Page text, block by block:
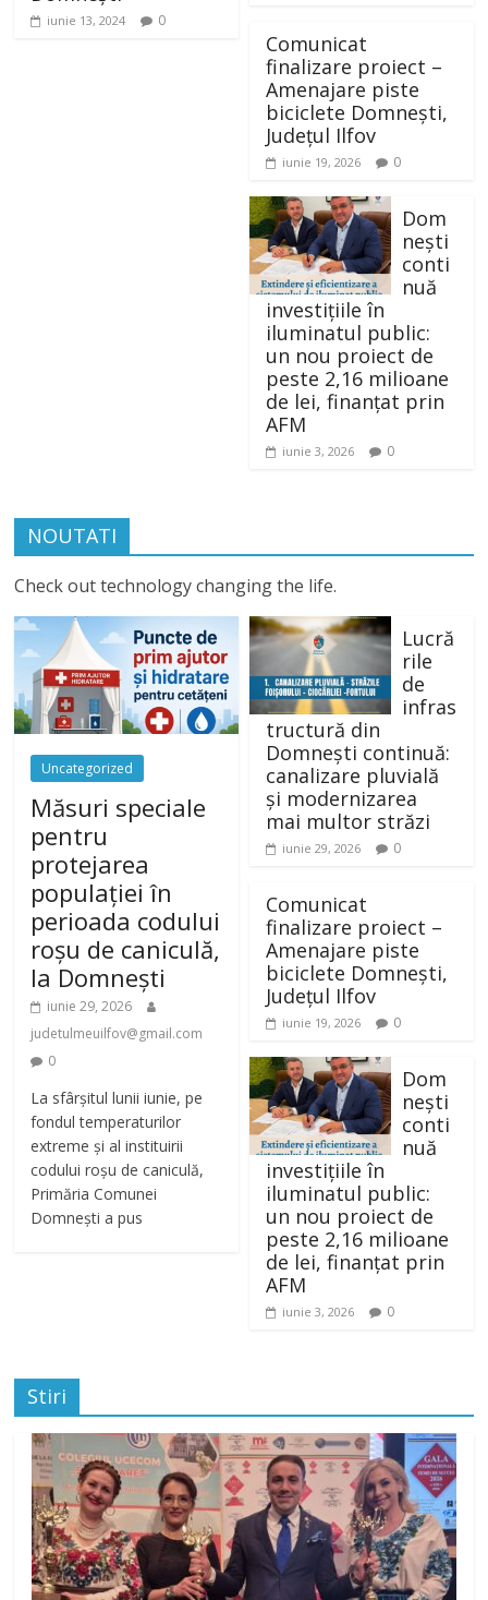
iunie 13, 2024 0
Comunicat
finalizare proiect –
Amenajare piste
biciclete Domnești,
Județul Ilfov
iunie 19, 2026 0
Dom
nești
conti
nuă
investițiile în
iluminatul public:
un nou proiect de
peste 2,16 milioane
de lei, finanțat prin
AFM
iunie 3, 2026 0
NOUTATI
Check out technology changing the life.
Uncategorized
Măsuri speciale
pentru
protejarea
populației în
perioada codului
roșu de caniculă,
la Domnești
iunie 29, 2026
judetulmeuilfov@gmail.com
0
La sfârșitul lunii iunie, pe
fondul temperaturilor
extreme și al instituirii
codului roșu de caniculă,
Primăria Comunei
Domnești a pus
Lucră
rile
de
infras
tructură din
Domnești continuă:
canalizare pluvială
și modernizarea
mai multor străzi
iunie 29, 2026 0
Comunicat
finalizare proiect –
Amenajare piste
biciclete Domnești,
Județul Ilfov
iunie 19, 2026 0
Dom
nești
conti
nuă
investițiile în
iluminatul public:
un nou proiect de
peste 2,16 milioane
de lei, finanțat prin
AFM
iunie 3, 2026 0
Stiri